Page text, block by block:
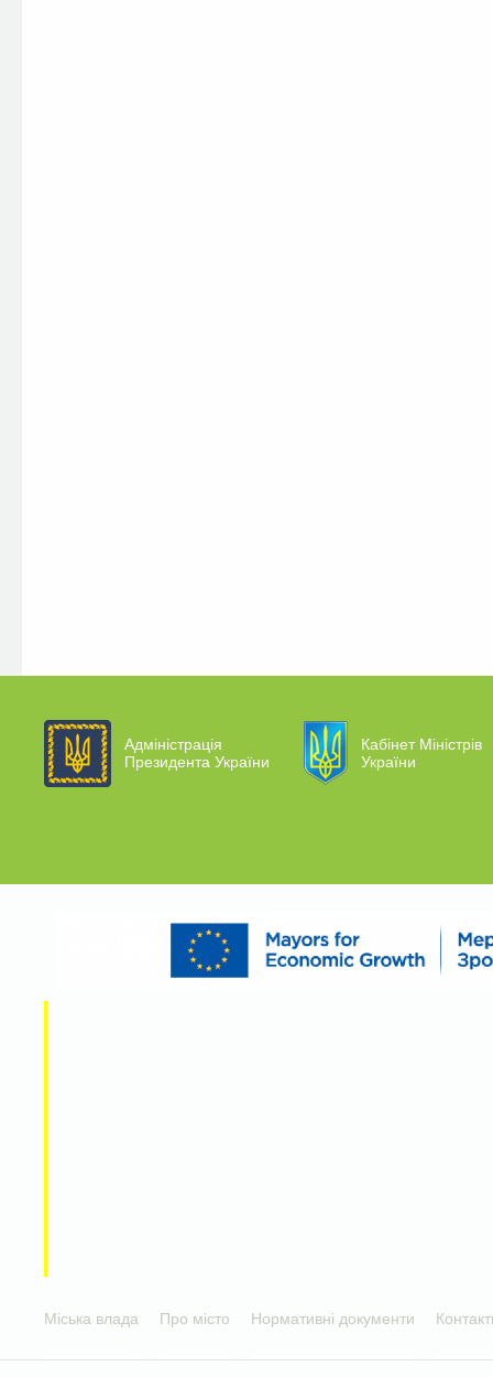
Адміністрація
Президента України
Кабінет Міністрів
України
Міська влада Про місто Нормативні документи